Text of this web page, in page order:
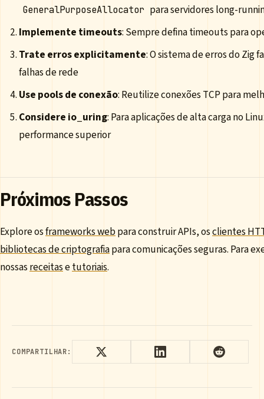
GeneralPurposeAllocator para servidores long-
Implemente timeouts: Sempre defina timeouts para
Trate erros explicitamente: O sistema de erros do
falhas de rede
Use pools de conexão: Reutilize conexões TCP para
Considere io_uring: Para aplicações de alta carga no
performance superior
Próximos Passos
Explore osframeworks webpara construir APIs, osclientes
bibliotecas de criptografiapara comunicações seguras. Para
nossasreceitasetutoriais.
COMPARTILHAR: